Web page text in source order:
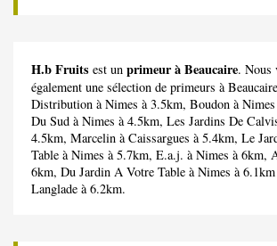
H.b Fruits est un primeur à Beaucaire. Nous
également une sélection de primeurs à
Distribution à Nimes à 3.5km, Boudon à
Du Sud à Nimes à 4.5km, Les Jardins De
4.5km, Marcelin à Caissargues à 5.4km, Le
Table à Nimes à 5.7km, E.a.j. à Nimes à 6km,
6km, Du Jardin A Votre Table à Nimes à
Langlade à 6.2km.